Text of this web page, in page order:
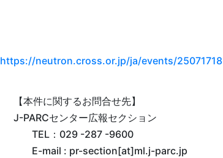
https://neutron.cross.or.jp/ja/events/25071718
【本件に関するお問合せ先】
J-PARCセンター広報セクション
TEL：029 -287 -9600
E-mail : pr-section[at]ml.j-parc.jp